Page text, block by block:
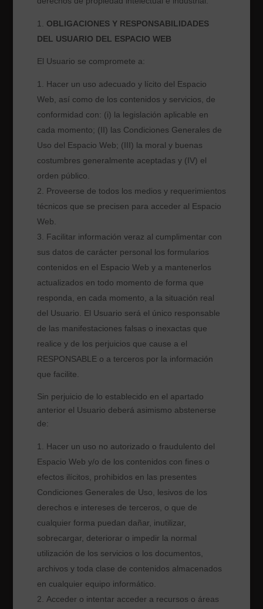
OBLIGACIONES Y RESPONSABILIDADES
DEL USUARIO DEL ESPACIO WEB
El Usuario se compromete a:
Hacer un uso adecuado y lícito del Espacio
Web, así como de los contenidos y servicios, de
conformidad con: (i) la legislación aplicable en
cada momento; (II) las Condiciones Generales de
Uso del Espacio Web; (III) la moral y buenas
costumbres generalmente aceptadas y (IV) el
orden público.
Proveerse de todos los medios y requerimientos
técnicos que se precisen para acceder al Espacio
Web.
Facilitar información veraz al cumplimentar con
sus datos de carácter personal los formularios
contenidos en el Espacio Web y a mantenerlos
actualizados en todo momento de forma que
responda, en cada momento, a la situación real
del Usuario. El Usuario será el único responsable
de las manifestaciones falsas o inexactas que
realice y de los perjuicios que cause a el
RESPONSABLE o a terceros por la información
que facilite.
Sin perjuicio de lo establecido en el apartado
anterior el Usuario deberá asimismo abstenerse
de:
Hacer un uso no autorizado o fraudulento del
Espacio Web y/o de los contenidos con fines o
efectos ilícitos, prohibidos en las presentes
Condiciones Generales de Uso, lesivos de los
derechos e intereses de terceros, o que de
cualquier forma puedan dañar, inutilizar,
sobrecargar, deteriorar o impedir la normal
utilización de los servicios o los documentos,
archivos y toda clase de contenidos almacenados
en cualquier equipo informático.
Acceder o intentar acceder a recursos o áreas